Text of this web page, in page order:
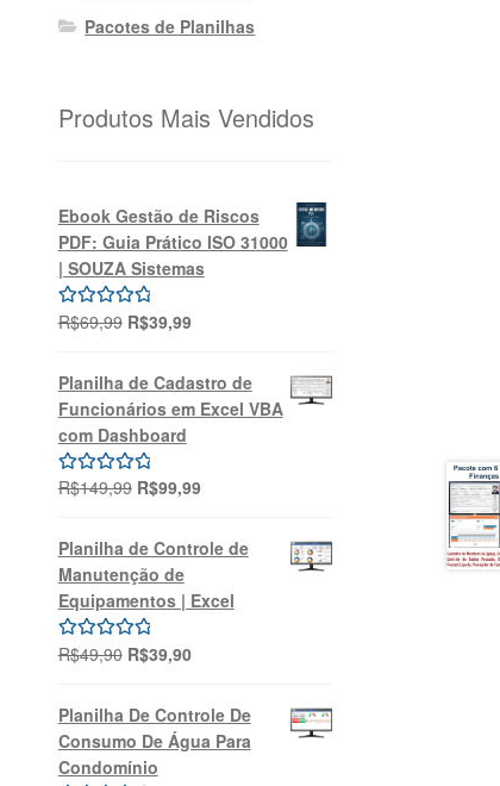
Pacotes de Planilhas
Produtos Mais Vendidos
Ebook Gestão de Riscos
PDF: Guia Prático ISO 31000
| SOUZA Sistemas
Avaliação
R$69,99 O
original
era:
R$69,99.
R$39,99O
é:
R$39,99.
Planilha de Cadastro de
Funcionários em Excel VBA
com Dashboard
Avaliação
R$149,99 O
original
era:
R$149,99.
R$99,99O
atual
é:
R$99,99.
Planilha de Controle de
Manutenção de
Equipamentos | Excel
Avaliação
R$49,90 O
original
era:
R$49,90.
R$39,90O
atual
é:
R$39,90.
Planilha De Controle De
Consumo De Água Para
Condomínio